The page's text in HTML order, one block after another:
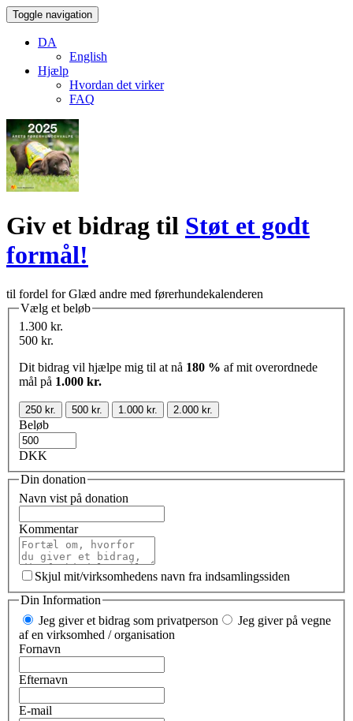
Toggle navigation
DA
English
Hjælp
Hvordan det virker
FAQ
Giv et bidrag til Støt et godt
formål!
til fordel for Glæd andre med førerhundekalenderen
Vælg et beløb
1.300 kr.
500 kr.
Dit bidrag vil hjælpe mig til at nå 180 % af mit overordnede
mål på 1.000 kr.
250 kr. 500 kr. 1.000 kr. 2.000 kr.
Beløb
DKK
Din donation
Navn vist på donation
Kommentar
Skjul mit/virksomhedens navn fra indsamlingssiden
Din Information
Jeg giver et bidrag som privatperson
Jeg giver på vegne
af en virksomhed / organisation
Fornavn
Efternavn
E-mail